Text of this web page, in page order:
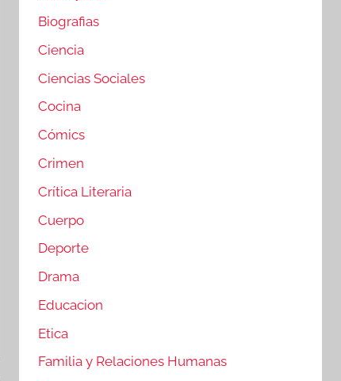
Biografias
Ciencia
Ciencias Sociales
Cocina
Cómics
Crimen
Crítica Literaria
Cuerpo
Deporte
Drama
Educacion
Etica
Familia y Relaciones Humanas